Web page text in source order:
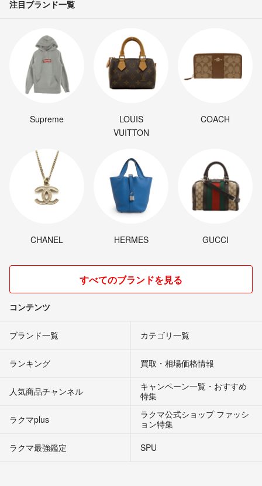
注目ブランド一覧
Supreme
LOUIS
VUITTON
COACH
CHANEL HERMES GUCCI
すべてのブランドを見る
コンテンツ
ブランド一覧 カテゴリ一覧
ランキング 買取・相場価格情報
人気商品チャンネル
キャンペーン一覧・おすすめ
特集
ラクマplus
ラクマ公式ショップ ファッシ
ョン特集
ラクマ最強鑑定
SPU